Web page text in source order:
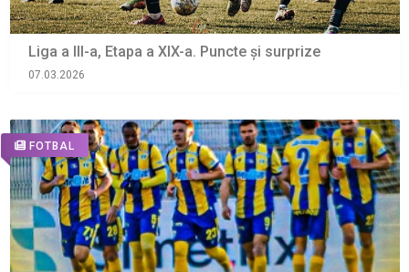
Liga a III-a, Etapa a XIX-a. Puncte și surprize
07.03.2026
FOTBAL